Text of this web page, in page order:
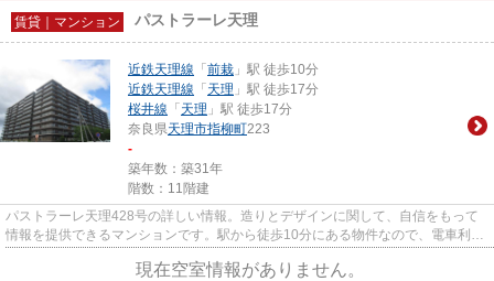
賃貸｜マンション パストラーレ天理
近鉄天理線 「 前栽 」駅 徒歩10分
近鉄天理線 「 天理 」駅 徒歩17分
桜井線 「 天理 」駅 徒歩17分
奈良県天理市指柳町223
-
築年数：築31年
階数：11階建
パストラーレ天理428号の詳しい情報。造りとデザインに関して、自信をもって
情報を提供できるマンションです。駅から徒歩10分にある物件なので、電車利用
現在空室情報がありません。